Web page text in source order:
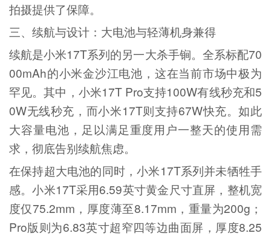
拍摄提供了保障。
三、续航与设计：大电池与轻薄机身兼得
续航是小米17T系列的另一大杀手锏。全系标配70
00mAh的小米金沙江电池，这在当前市场中极为
罕见。其中，小米17T Pro支持100W有线秒充和5
0W无线秒充，而小米17T则支持67W快充。如此
大容量电池，足以满足重度用户一整天的使用需
求，彻底告别续航焦虑。
在保持超大电池的同时，小米17T系列并未牺牲手
感。小米17T采用6.59英寸黄金尺寸直屏，整机宽
度仅75.2mm，厚度薄至8.17mm，重量为200g；
Pro版则为6.83英寸超窄四等边曲面屏，厚度8.25